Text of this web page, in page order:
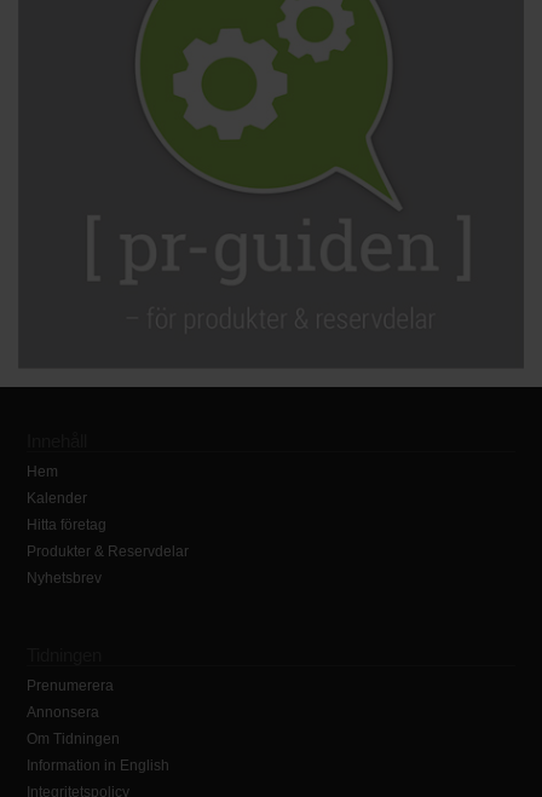
Hem
Kalender
Hitta företag
Produkter & Reservdelar
Nyhetsbrev
Prenumerera
Annonsera
Om Tidningen
Information in English
Integritetspolicy